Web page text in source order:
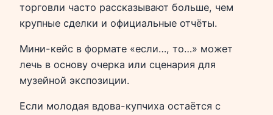
торговли часто рассказывают больше, чем
крупные сделки и официальные отчёты.
Мини-кейс в формате «если…, то…» может
лечь в основу очерка или сценария для
музейной экспозиции.
Если молодая вдова-купчиха остаётся с